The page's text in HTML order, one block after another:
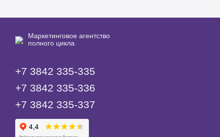
Маркетинговое агентство
полного цикла
+7 3842 335‑335
+7 3842 335‑336
+7 3842 335‑337